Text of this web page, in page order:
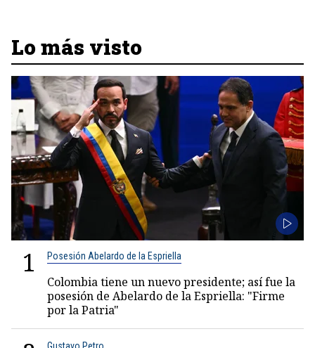
Lo más visto
1 Posesión Abelardo de la Espriella
Colombia tiene un nuevo presidente; así fue la
posesión de Abelardo de la Espriella: "Firme
por la Patria"
Gustavo Petro